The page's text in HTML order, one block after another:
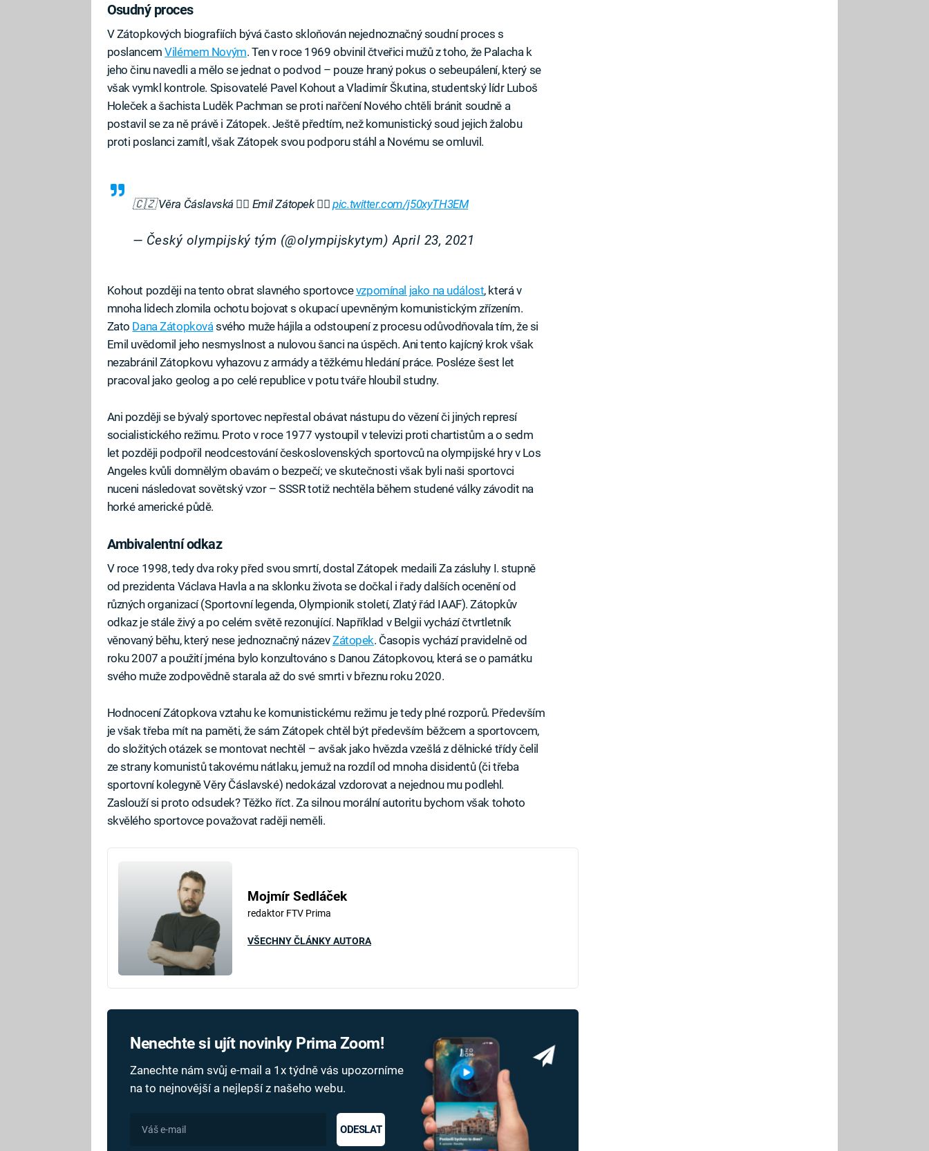
Osudný proces
V Zátopkových biografiích bývá často skloňován nejednoznačný soudní proces s
poslancemVilémem Novým. Ten v roce 1969 obvinil čtveřici mužů z toho, že Palacha k
jeho činu navedli a mělo se jednat o podvod – pouze hraný pokus o sebeupálení, který se
však vymkl kontrole. Spisovatelé Pavel Kohout a Vladimír Škutina, studentský lídr Luboš
Holeček a šachista Luděk Pachman se proti nařčení Nového chtěli bránit soudně a
postavil se za ně právě i Zátopek. Ještě předtím, než komunistický soud jejich žalobu
proti poslanci zamítl, však Zátopek svou podporu stáhl a Novému se omluvil.
🇨🇿 Věra Čáslavská 🤸‍♀️ Emil Zátopek 🏃‍♂️pic.twitter.com/j50xyTH3EM
— Český olympijský tým (@olympijskytym)April 23, 2021
Kohout později na tento obrat slavného sportovcevzpomínal jako na událost, která v
mnoha lidech zlomila ochotu bojovat s okupací upevněným komunistickým zřízením.
Zato Dana Zátopkovásvého muže hájila a odstoupení z procesu odůvodňovala tím, že si
Emil uvědomil jeho nesmyslnost a nulovou šanci na úspěch. Ani tento kajícný krok však
nezabránil Zátopkovu vyhazovu z armády a těžkému hledání práce. Posléze šest let
pracoval jako geolog a po celé republice v potu tváře hloubil studny.
Ani později se bývalý sportovec nepřestal obávat nástupu do vězení či jiných represí
socialistického režimu. Proto v roce 1977 vystoupil v televizi proti chartistům a o sedm
let později podpořil neodcestování československých sportovců na olympijské hry v Los
Angeles kvůli domnělým obavám o bezpečí; ve skutečnosti však byli naši sportovci
nuceni následovat sovětský vzor – SSSR totiž nechtěla během studené války závodit na
horké americké půdě.
Ambivalentní odkaz
V roce 1998, tedy dva roky před svou smrtí, dostal Zátopek medaili Za zásluhy I. stupně
od prezidenta Václava Havla a na sklonku života se dočkal i řady dalších ocenění od
různých organizací (Sportovní legenda, Olympionik století, Zlatý řád IAAF). Zátopkův
odkaz je stále živý a po celém světě rezonující. Například v Belgii vychází čtvrtletník
věnovaný běhu, který nese jednoznačný názevZátopek. Časopis vychází pravidelně od
roku 2007 a použití jména bylo konzultováno s Danou Zátopkovou, která se o památku
svého muže zodpovědně starala až do své smrti v březnu roku 2020.
Hodnocení Zátopkova vztahu ke komunistickému režimu je tedy plné rozporů. Především
je však třeba mít na paměti, že sám Zátopek chtěl být především běžcem a sportovcem,
do složitých otázek se montovat nechtěl – avšak jako hvězda vzešlá z dělnické třídy čelil
ze strany komunistů takovému nátlaku, jemuž na rozdíl od mnoha disidentů (či třeba
sportovní kolegyně Věry Čáslavské) nedokázal vzdorovat a nejednou mu podlehl.
Zaslouží si proto odsudek? Těžko říct. Za silnou morální autoritu bychom však tohoto
skvělého sportovce považovat raději neměli.
Mojmír Sedláček
redaktor FTV Prima
VŠECHNY ČLÁNKY AUTORA
Nenechte si ujít novinky Prima Zoom!
Zanechte nám svůj e-mail a 1x týdně vás upozorníme
na to nejnovější a nejlepší z našeho webu.
ODESLAT